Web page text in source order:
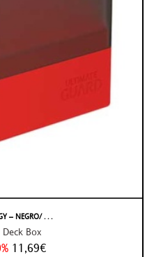
– NEGRO/ . . .
Box
11,69€